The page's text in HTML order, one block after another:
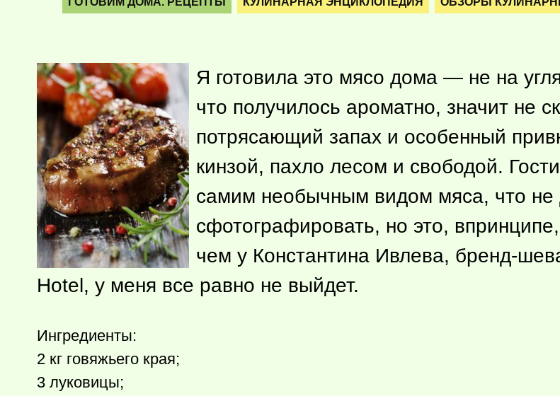
Я готовила это мясо дома — не на
что получилось ароматно, значит не
потрясающий запах и особенный
кинзой, пахло лесом и свободой.
самим необычным видом мяса, что
сфотографировать, но это,
чем у Константина Ивлева, бренд-
Hotel, у меня все равно не выйдет.
Ингредиенты:
2 кг говяжьего края;
3 луковицы;